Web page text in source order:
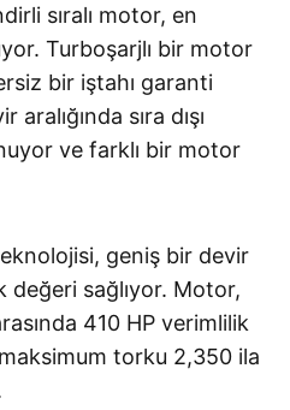
sıralı motor, en
Turboşarjlı bir motor
bir iştahı garanti
sıra dışı
ve farklı bir motor
geniş bir devir
değeri sağlıyor. Motor,
410 HP verimlilik
torku 2,350 ila